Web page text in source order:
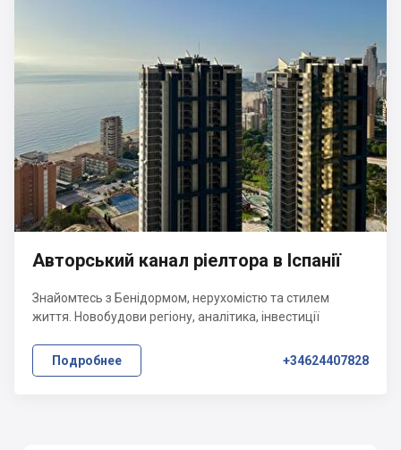
Авторський канал ріелтора в Іспанії
Знайомтесь з Бенідормом, нерухомістю та стилем
життя. Новобудови регіону, аналітика, інвестиції
Подробнее +34624407828